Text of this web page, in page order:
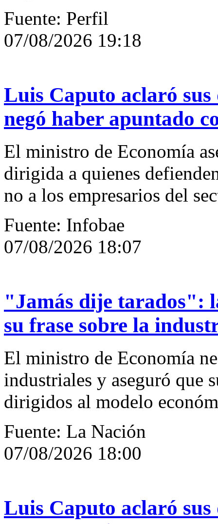
Fuente: Perfil
07/08/2026 19:18
Luis Caputo aclaró
negó haber apuntado
El ministro de Economía
dirigida a quienes
no a los empresarios del
Fuente: Infobae
07/08/2026 18:07
"Jamás dije tarados":
su frase sobre la
El ministro de Economía
industriales y aseguró que
dirigidos al modelo
Fuente: La Nación
07/08/2026 18:00
Luis Caputo aclaró